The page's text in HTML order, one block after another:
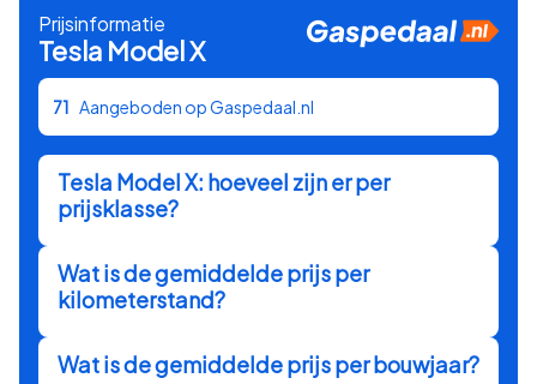
Prijsinformatie
Tesla Model X
71 Aangeboden op Gaspedaal.nl
Tesla Model X: hoeveel zijn er per
prijsklasse?
Wat is de gemiddelde prijs per
kilometerstand?
Wat is de gemiddelde prijs per bouwjaar?